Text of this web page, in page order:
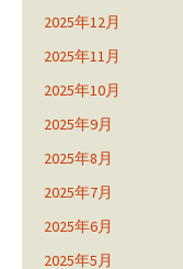
2025年12月
2025年11月
2025年10月
2025年9月
2025年8月
2025年7月
2025年6月
2025年5月